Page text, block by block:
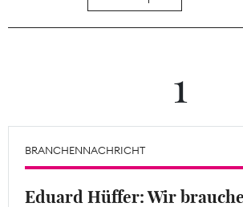
Theodor-Wolff-Preis
Mitgliederbereich
1
BRANCHENNACHRICHT
Eduard Hüffer: Wir